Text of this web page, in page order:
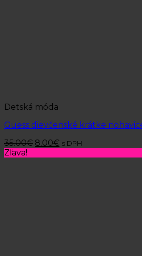
Detská móda
Guess dievčenské krátke
35.00€ 8.00€ s DPH
Zľava!